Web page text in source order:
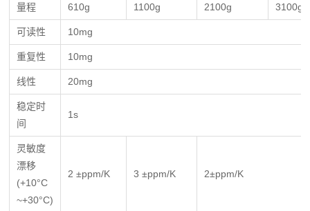
量程 610g 1100g 2100g 3100g
可读性 10mg
重复性 10mg
线性 20mg
稳定时
间
1s
灵敏度
漂移
(+10°C
~+30°C)
2 ±ppm/K 3 ±ppm/K 2±ppm/K